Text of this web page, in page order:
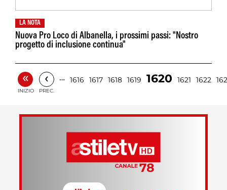
LA NOTA
Nuova Pro Loco di Albanella, i prossimi passi: "Nostro
progetto di inclusione continua"
«
INIZIO
‹
PREC.
… 1616 1617 1618 1619 1620 1621 1622